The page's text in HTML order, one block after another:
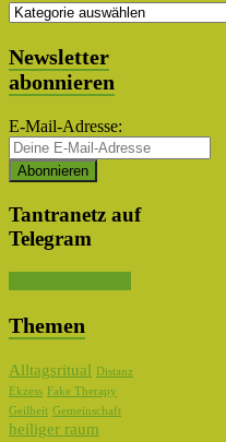
Themen
Newsletter
abonnieren
E-Mail-Adresse:
Tantranetz auf
Telegram
Themen
Alltagsritual
Distanz
Ekzess Fake Therapy
Geilheit Gemeinschaft
heiliger raum